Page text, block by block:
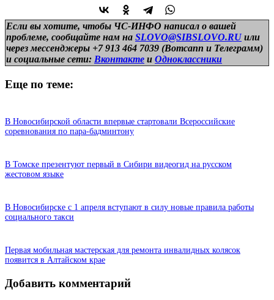
Если вы хотите, чтобы ЧС-ИНФО написал о вашей
проблеме, сообщайте нам на SLOVO@SIBSLOVO.RU или
через мессенджеры +7 913 464 7039 (Вотсапп и Телеграмм)
и социальные сети: Вконтакте и Одноклассники
Еще по теме:
В Новосибирской области впервые стартовали Всероссийские
соревнования по пара-бадминтону
В Томске презентуют первый в Сибири видеогид на русском
жестовом языке
В Новосибирске с 1 апреля вступают в силу новые правила работы
социального такси
Первая мобильная мастерская для ремонта инвалидных колясок
появится в Алтайском крае
Добавить комментарий